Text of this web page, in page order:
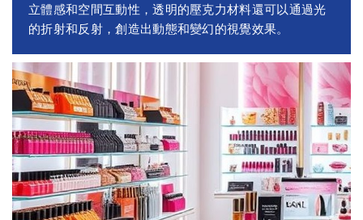
立體感和空間互動性，透明的壓克力材料還可以通過光
的折射和反射，創造出動態和變幻的視覺效果。